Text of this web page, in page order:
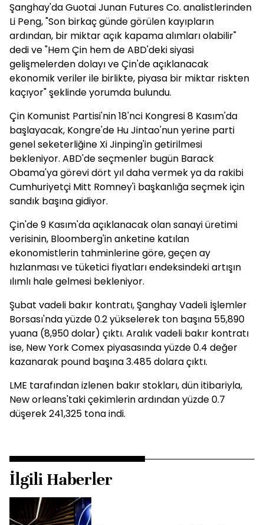
Şanghay'da Guotai Junan Futures Co. analistlerinden
Li Peng, "Son birkaç günde görülen kayıpların
ardından, bir miktar açık kapama alımları olabilir"
dedi ve "Hem Çin hem de ABD'deki siyasi
gelişmelerden dolayı ve Çin'de açıklanacak
ekonomik veriler ile birlikte, piyasa bir miktar riskten
kaçıyor" şeklinde yorumda bulundu.
Çin Komunist Partisi'nin 18'nci Kongresi 8 Kasım'da
başlayacak, Kongre'de Hu Jintao'nun yerine parti
genel seketerliğine Xi Jinping'in getirilmesi
bekleniyor. ABD'de seçmenler bugün Barack
Obama'ya görevi dört yıl daha vermek ya da rakibi
Cumhuriyetçi Mitt Romney'i başkanlığa seçmek için
sandık başına gidiyor.
Çin'de 9 Kasım'da açıklanacak olan sanayi üretimi
verisinin, Bloomberg'in anketine katılan
ekonomistlerin tahminlerine göre, geçen ay
hızlanması ve tüketici fiyatları endeksindeki artışın
ılımlı hale gelmesi bekleniyor.
Şubat vadeli bakır kontratı, Şanghay Vadeli İşlemler
Borsası'nda yüzde 0.2 yükselerek ton başına 55,890
yuana (8,950 dolar) çıktı. Aralık vadeli bakır kontratı
ise, New York Comex piyasasında yüzde 0.4 değer
kazanarak pound başına 3.485 dolara çıktı.
LME tarafından izlenen bakır stokları, dün itibariyla,
New orleans'taki çekimlerin ardından yüzde 0.7
düşerek 241,325 tona indi.
İlgili Haberler